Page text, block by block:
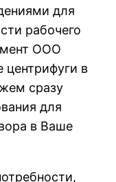
для
рабочего
ООО
центрифуги в
сразу
для
в Ваше